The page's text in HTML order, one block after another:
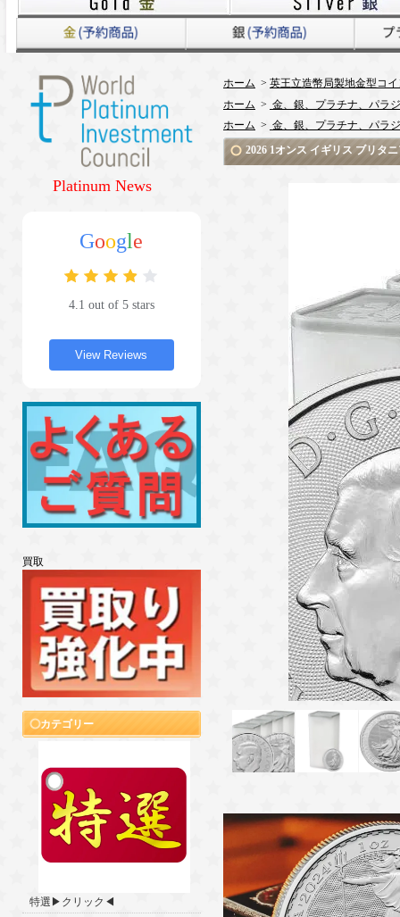
Platinum News
Google
4.1 out of 5 stars
View Reviews
買取
カテゴリー
特選▶クリック◀
ホーム > 英王立造幣局製地金型コ
ホーム > 金、銀、プラチナ、パラ
ホーム > 金、銀、プラチナ、パラ
2026 1オンス イギリス ブリタ